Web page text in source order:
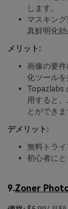
します。
マスキン
真鮮明化効
メリット:
画像の要
化ツールを
Topazlabs
用すると
とができま
デメリット:
無料トライ
初心者にと
9.Zoner